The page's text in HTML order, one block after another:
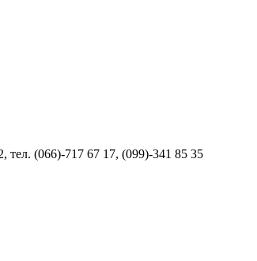
тел. (066)-717 67 17, (099)-341 85 35